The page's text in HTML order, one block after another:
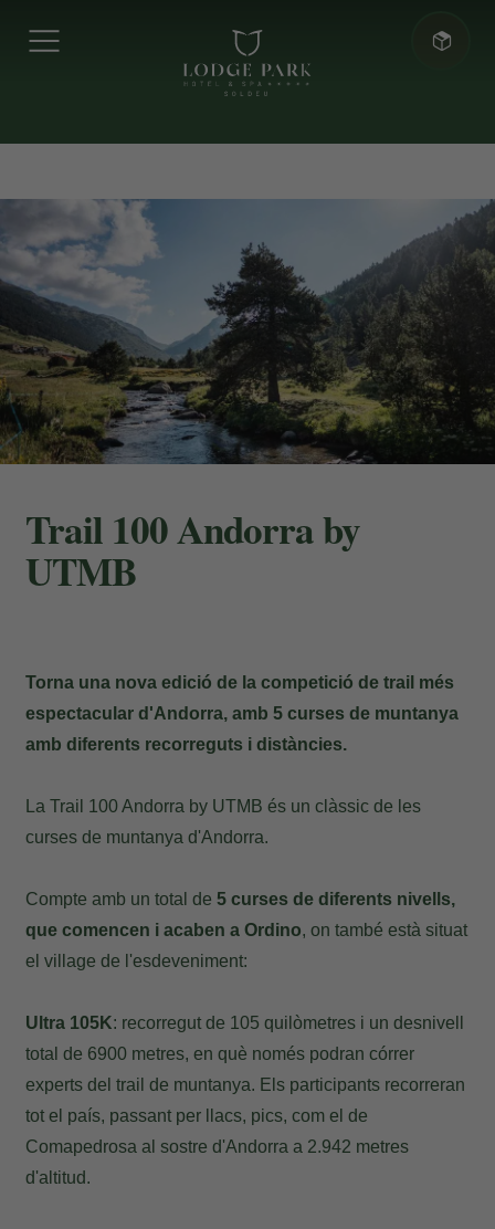
Trail 100 Andorra by
UTMB
Torna una nova edició de la competició de trail més
espectacular d'Andorra, amb 5 curses de muntanya
amb diferents recorreguts i distàncies.
La Trail 100 Andorra by UTMB és un clàssic de les
curses de muntanya d'Andorra.
Compte amb un total de 5 curses de diferents nivells,
que comencen i acaben a Ordino, on també està situat
el village de l'esdeveniment:
Ultra 105K: recorregut de 105 quilòmetres i un desnivell
total de 6900 metres, en què només podran córrer
experts del trail de muntanya. Els participants recorreran
tot el país, passant per llacs, pics, com el de
Comapedrosa al sostre d'Andorra a 2.942 metres
d'altitud.